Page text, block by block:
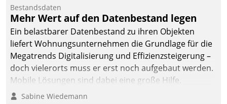
Datatrain. Die meravis
Wohnungsbau- und
Immobilien GmbH hat
sich dabei für den Betrieb
der Lösung über die SAP
Cloud Platform
entschieden - als erstes
Unternehmen am
Bestandsdaten
Mehr Wert auf den Datenbestand legen
Ein belastbarer Datenbestand zu ihren Objekten
liefert Wohnungsunternehmen die Grundlage für die
Megatrends Digitalisierung und Effizienzsteigerung –
doch vielerorts muss er erst noch aufgebaut werden.
Mobile Lösungen sind dabei eine große Hilfe.
Sabine Wiedemann